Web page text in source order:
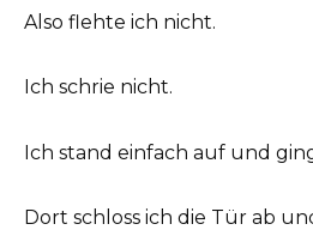
Also flehte ich nicht.
Ich schrie nicht.
Ich stand einfach auf und
Dort schloss ich die Tür ab